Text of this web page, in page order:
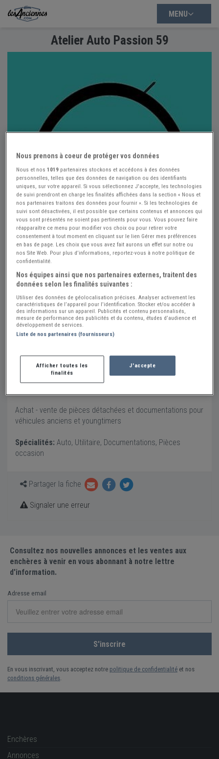
MENU
Atelier Auto Passion 59
Atelier Auto Passion 59
Contact
aap59.com
Envoyer un message
100 Rue Pasteur
59330 HAUTMONT
Voir sur la carte
Achat - vente de pièces détachées et documentations pour
véhicules anciens et youngtimers
Spécialités: Auto, Utilitaire, Documentations, Pièces
occasion
Partager la fiche
Signaler une erreur
Consultez nos nouvelles annonces et les ventes aux
enchères à venir en vous abonnant à notre lettre
d'information.
Adresse email
En vous inscrivant, vous acceptez notre politique de confidentialité et nos
conditions générales.
Enchères
Annonces
Nous prenons à coeur de protéger vos données
Nous et nos1019 partenaires stockons et accédons à des données
personnelles, telles que des données de navigation ou des identifiants
uniques, sur votre appareil. Si vous sélectionnez J'accepte, les technologies
de suivi prendront en charge les finalités affichées dans la section « Nous et
nos partenaires traitons des données pour fournir ». Si les technologies de
suivi sont désactivées, il est possible que certains contenus et annonces qui
vous sont présentés ne soient pas pertinents pour vous. Vous pouvez faire
réapparaître ce menu pour modifier vos choix ou pour retirer votre
consentement à tout moment en cliquant sur le lien Gérer mes préférences
en bas de page. Les choix que vous avez fait aurons un effet sur notre ou
nos Site Web. Pour plus d’informations, reportez-vous à notre politique de
confidentialité.
Nos équipes ainsi que nos partenaires externes, traitent des
données selon les finalités suivantes :
Utiliser des données de géolocalisation précises. Analyser activement les
caractéristiques de l’appareil pour l’identification. Stocker et/ou accéder à
des informations sur un appareil. Publicités et contenu personnalisés,
mesure de performance des publicités et du contenu, études d’audience et
développement de services.
Liste de nos partenaires (fournisseurs)
Afficher toutes les
finalités
J'accepte